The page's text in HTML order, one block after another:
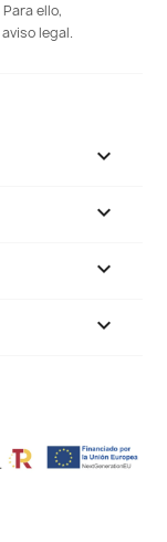
ello,
legal.



keyboard_arrow_down